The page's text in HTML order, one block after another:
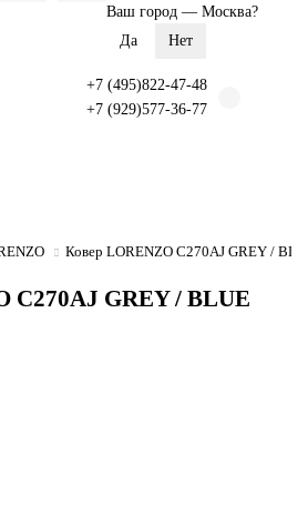
Ваш город — Москва?
+7 (495)822-47-48
+7 (929)577-36-77
Ковер LORENZO C270AJ GREY /
C270AJ GREY / BLUE